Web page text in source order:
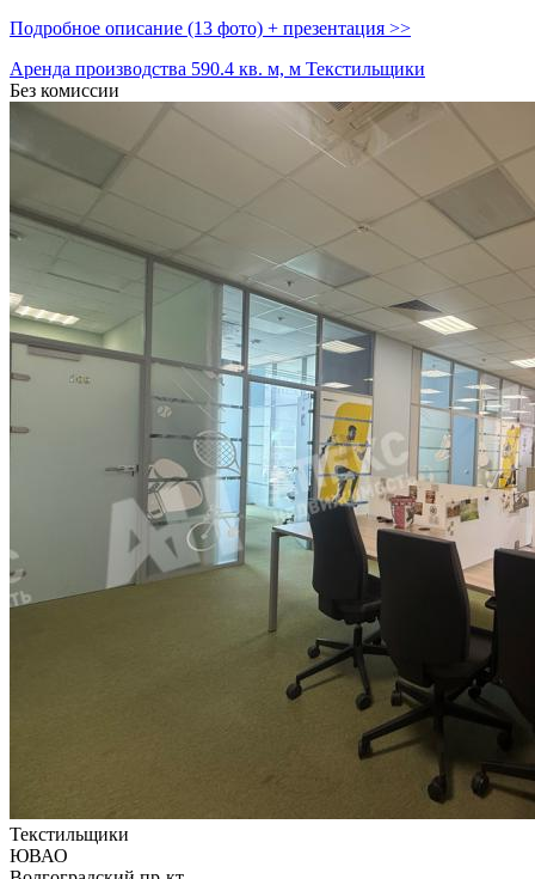
Подробное описание (13 фото) + презентация >>
Аренда производства 590.4 кв. м, м Текстильщики
Без комиссии
Текстильщики
ЮВАО